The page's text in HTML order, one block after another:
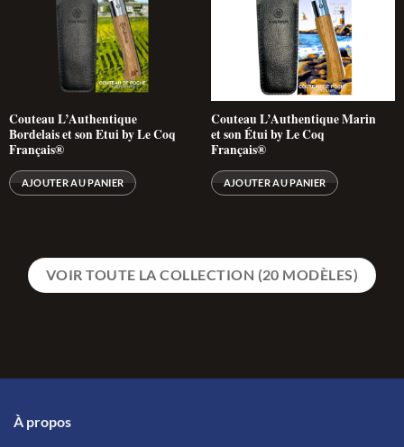
Couteau L’Authentique
Bordelais et son Etui by Le Coq
Français®
AJOUTER AU PANIER
Couteau L’Authentique Marin
et son Étui by Le Coq
Français®
AJOUTER AU PANIER
VOIR TOUTE LA COLLECTION (20 MODÈLES)
À propos